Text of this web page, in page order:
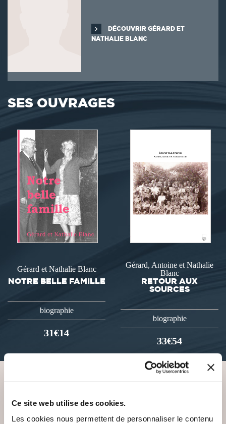
Ce site web utilise des cookies.
Les cookies nous permettent de personnaliser le contenu
DÉCOUVRIR GÉRARD ET
NATHALIE BLANC
SES OUVRAGES
Gérard et Nathalie Blanc
NOTRE BELLE FAMILLE
biographie
31€14
Gérard, Antoine et Nathalie
Blanc
RETOUR AUX
SOURCES
biographie
33€54
VOUS AIMEREZ AUSSI